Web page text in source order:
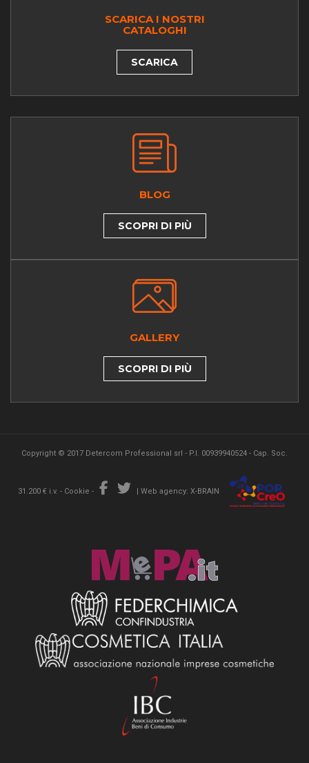
SCARICA I NOSTRI
CATALOGHI
SCARICA
BLOG
SCOPRI DI PIÙ
GALLERY
SCOPRI DI PIÙ
Copyright © 2017 Detercom Professional srl - P.I. 00939940524 - Cap. Soc.
31.200 € i.v. - Cookie - | Web agency: X-BRAIN